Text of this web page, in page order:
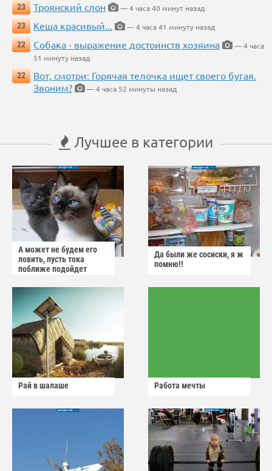
23
Троянский слон
— 4 часа 40 минут назад
23
Кеша красивый...
— 4 часа 41 минуту назад
22
Собака - выражение достоинств хозяина
— 4 часа
51 минуту назад
22
Вот, смотри: Горячая телочка ищет своего бугая.
Звоним?
— 4 часа 52 минуты назад
Лучшее в категории
А может не будем его
ловить, пусть тока
поближе подойдет
Да были же сосиски, я ж
помню!!
Рай в шалаше Работа мечты